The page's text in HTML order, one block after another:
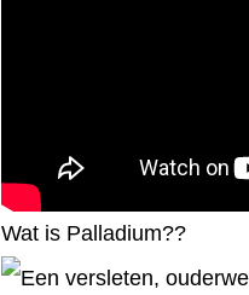
Wat is Palladium??